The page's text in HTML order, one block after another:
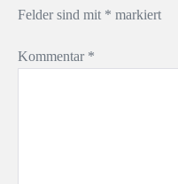
Felder sind mit * markiert
Kommentar *